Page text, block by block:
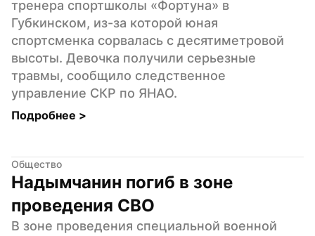
тренера спортшколы «Фортуна» в
Губкинском, из-за которой юная
спортсменка сорвалась с десятиметровой
высоты. Девочка получили серьезные
травмы, сообщило следственное
управление СКР по ЯНАО.
Подробнее >
Общество
Надымчанин погиб в зоне
проведения СВО
В зоне проведения специальной военной